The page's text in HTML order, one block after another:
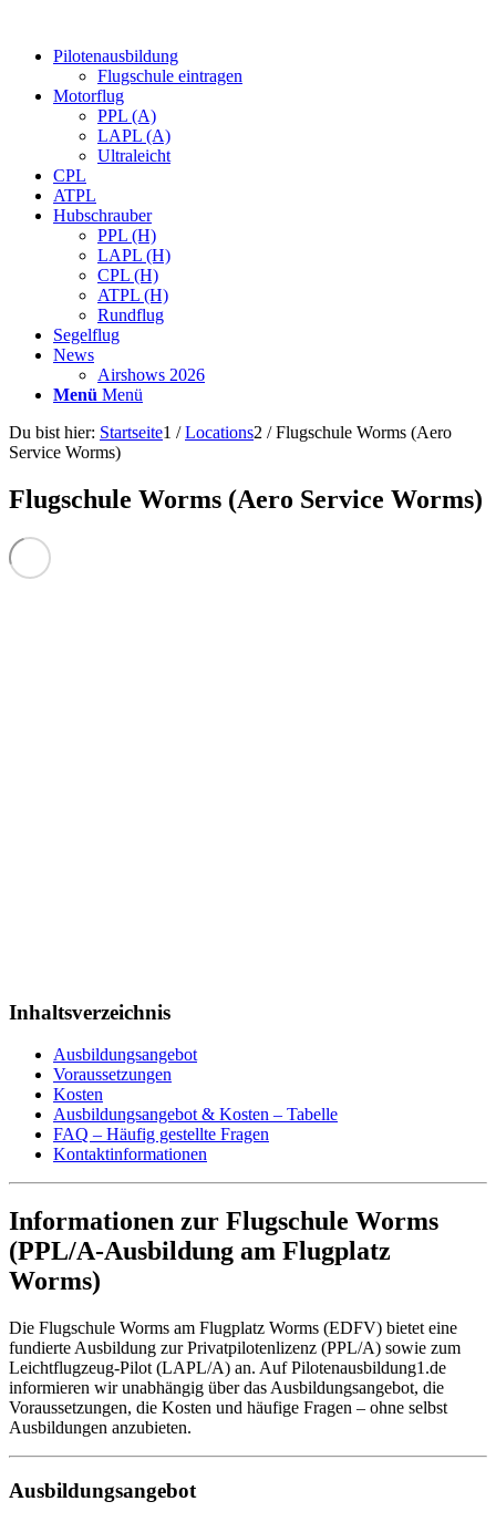
Pilotenausbildung
Flugschule eintragen
Motorflug
PPL (A)
LAPL (A)
Ultraleicht
CPL
ATPL
Hubschrauber
PPL (H)
LAPL (H)
CPL (H)
ATPL (H)
Rundflug
Segelflug
News
Airshows 2026
Menü Menü
Du bist hier: Startseite1 / Locations2 / Flugschule Worms (Aero
Service Worms)
Flugschule Worms (Aero Service Worms)
Inhaltsverzeichnis
Ausbildungsangebot
Voraussetzungen
Kosten
Ausbildungsangebot & Kosten – Tabelle
FAQ – Häufig gestellte Fragen
Kontaktinformationen
Informationen zur Flugschule Worms
(PPL/A-Ausbildung am Flugplatz
Worms)
Die Flugschule Worms am Flugplatz Worms (EDFV) bietet eine
fundierte Ausbildung zur Privatpilotenlizenz (PPL/A) sowie zum
Leichtflugzeug-Pilot (LAPL/A) an. Auf Pilotenausbildung1.de
informieren wir unabhängig über das Ausbildungsangebot, die
Voraussetzungen, die Kosten und häufige Fragen – ohne selbst
Ausbildungen anzubieten.
Ausbildungsangebot